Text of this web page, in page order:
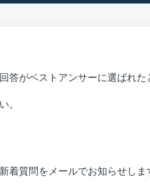
答がベストアンサーに選ばれ
。
着質問をメールでお知らせし